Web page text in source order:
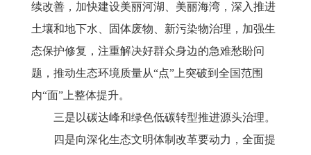
续改善，加快建设美丽河湖、美丽海湾，深入推进
土壤和地下水、固体废物、新污染物治理，加强生
态保护修复，注重解决好群众身边的急难愁盼问
题，推动生态环境质量从“点”上突破到全国范围
内“面”上整体提升。
三是以碳达峰和绿色低碳转型推进源头治理。
四是向深化生态文明体制改革要动力，全面提